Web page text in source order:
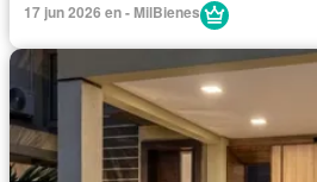
Electricidad
Estacionamiento
Garita de guardianía
Internet
Parcialmente amoblado
17 jun 2026 en - MilBienes